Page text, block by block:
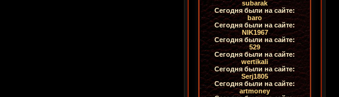
subarak
Сегодня были на сайте:
baro
Сегодня были на сайте:
NIK1967
Сегодня были на сайте:
529
Сегодня были на сайте:
wertikali
Сегодня были на сайте:
Serj1805
Сегодня были на сайте:
artmoney